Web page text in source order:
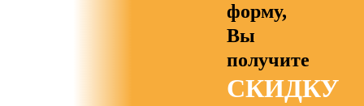
форму,
Вы
получите
СКИДКУ